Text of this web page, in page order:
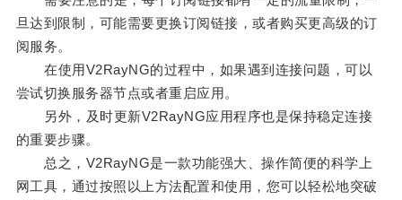
旦达到限制，可能需要更换订阅链接，或者购买更高级的订
阅服务。
在使用V2RayNG的过程中，如果遇到连接问题，可以
尝试切换服务器节点或者重启应用。
另外，及时更新V2RayNG应用程序也是保持稳定连接
的重要步骤。
总之，V2RayNG是一款功能强大、操作简便的科学上
网工具，通过按照以上方法配置和使用，您可以轻松地突破